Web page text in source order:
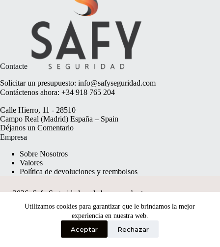
Utilizamos cookies para garantizar que le brindamos la mejor
experiencia en nuestra web.
Aceptar Rechazar
Contacte
Solicitar un presupuesto: info@safyseguridad.com
Contáctenos ahora: +34 918 765 204
Calle Hierro, 11 - 28510
Campo Real (Madrid) España – Spain
Déjanos un Comentario
Empresa
Sobre Nosotros
Valores
Política de devoluciones y reembolsos
2026, Safy Seguridad made byanyweb.pt